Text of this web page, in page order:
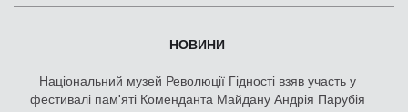
НОВИНИ
Національний музей Революції Гідності взяв участь у
фестивалі пам'яті Коменданта Майдану Андрія Парубія